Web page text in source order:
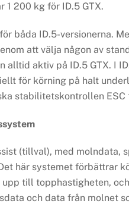
1 200 kg för ID.5 GTX.
båda ID.5-versionerna.
att välja någon av
alltid aktiv på ID.5 GTX. I
för körning på halt
stabilitetskontrollen ESC
(tillval), med molndata,
här systemet förbättrar
till topphastigheten,
och data från molnet